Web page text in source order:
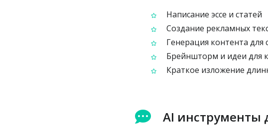
Написание эссе и статей
Создание рекламных
Генерация контента для
Брейншторм и идеи для
Краткое изложение
AI инструменты